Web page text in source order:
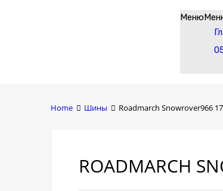
Skip
Меню
Home Шины Roadmarch Snowrover966
ROADMARCH